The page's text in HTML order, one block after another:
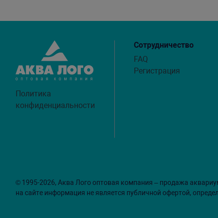
Политика
конфиденциальности
Сотрудничество
FAQ
Регистрация
© 1995-2026, Аква Лого оптовая компания – продажа
на сайте информация не является публичной офертой,